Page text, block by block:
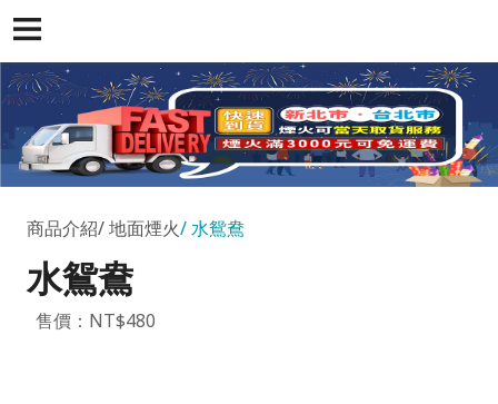
商品介紹 地面煙火 水鴛鴦
水鴛鴦
售價：NT$480